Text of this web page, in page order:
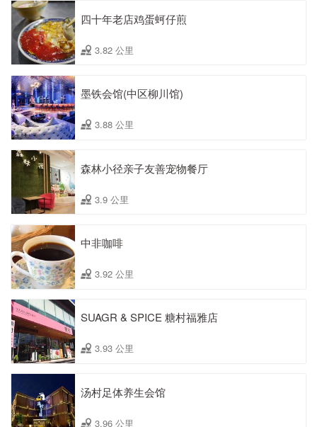
四十年老店鸡蛋蚵仔煎
3.82 公里
墨铁会馆(中区柳川馆)
3.88 公里
森林小径亲子友善宠物餐厅
3.9 公里
中非咖啡
3.92 公里
SUAGR & SPICE 糖村福雅店
3.93 公里
汤村足体养生会馆
3.96 公里